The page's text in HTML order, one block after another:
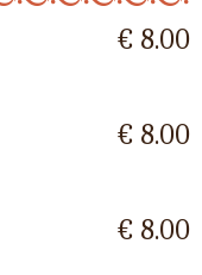
€ 8.00
€ 8.00
€ 8.00